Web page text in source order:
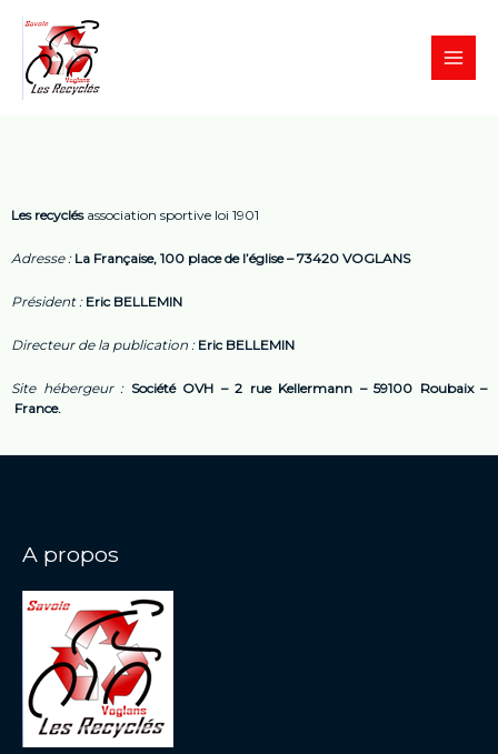
Aller
contenu
Les recyclés association sportive loi 1901
Adresse : La Française, 100 place de l’église – 73420 VOGLANS
Président : Eric BELLEMIN
Directeur de la publication : Eric BELLEMIN
Site hébergeur : Société OVH – 2 rue Kellermann – 59100 Roubaix –
France.
A propos